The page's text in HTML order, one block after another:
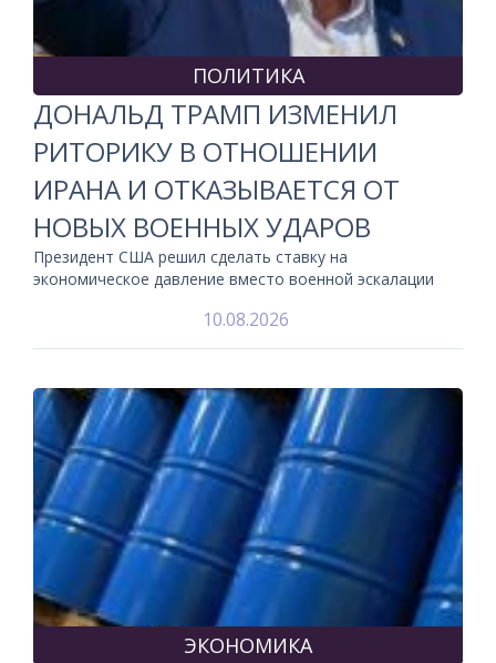
ПОЛИТИКА
ДОНАЛЬД ТРАМП ИЗМЕНИЛ
РИТОРИКУ В ОТНОШЕНИИ
ИРАНА И ОТКАЗЫВАЕТСЯ ОТ
НОВЫХ ВОЕННЫХ УДАРОВ
Президент США решил сделать ставку на
экономическое давление вместо военной эскалации
10.08.2026
ЭКОНОМИКА